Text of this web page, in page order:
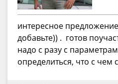
интересное
добавьте)) . готов
надо с разу с
определиться, что с чем